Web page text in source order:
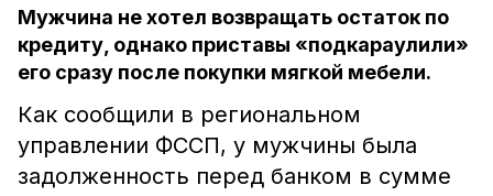
Мужчина не хотел возвращать остаток по
кредиту, однако приставы «подкараулили»
его сразу после покупки мягкой мебели.
Как сообщили в региональном
управлении ФССП, у мужчины была
задолженность перед банком в сумме